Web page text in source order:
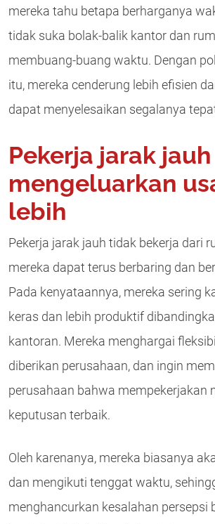
mereka tahu betapa berharganya
tidak suka bolak-balik kantor dan
membuang-buang waktu. Dengan
itu, mereka cenderung lebih efisien
dapat menyelesaikan segalanya
Pekerja jarak jauh
mengeluarkan
lebih
Pekerja jarak jauh tidak bekerja dari
mereka dapat terus berbaring dan
Pada kenyataannya, mereka sering
keras dan lebih produktif
kantoran. Mereka menghargai
diberikan perusahaan, dan ingin
perusahaan bahwa mempekerjakan
keputusan terbaik.
Oleh karenanya, mereka biasanya
dan mengikuti tenggat waktu,
menghancurkan kesalahan persepsi